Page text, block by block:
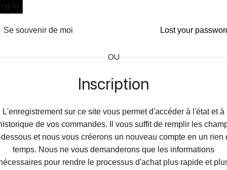
in
Lost your
Se souvenir de moi
OU
Inscription
L'enregistrement sur ce site vous permet d'accéder à l'état et à
de vos commandes. Il vous suffit de remplir les
et nous vous créerons un nouveau compte en un rien
temps. Nous ne vous demanderons que les informations
pour rendre le processus d'achat plus rapide et